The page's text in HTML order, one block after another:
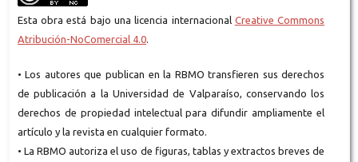
Esta obra está bajo una licencia internacional Creative Commons
Atribución-NoComercial 4.0.
• Los autores que publican en la RBMO transfieren sus derechos
de publicación a la Universidad de Valparaíso, conservando los
derechos de propiedad intelectual para difundir ampliamente el
artículo y la revista en cualquier formato.
• La RBMO autoriza el uso de figuras, tablas y extractos breves de